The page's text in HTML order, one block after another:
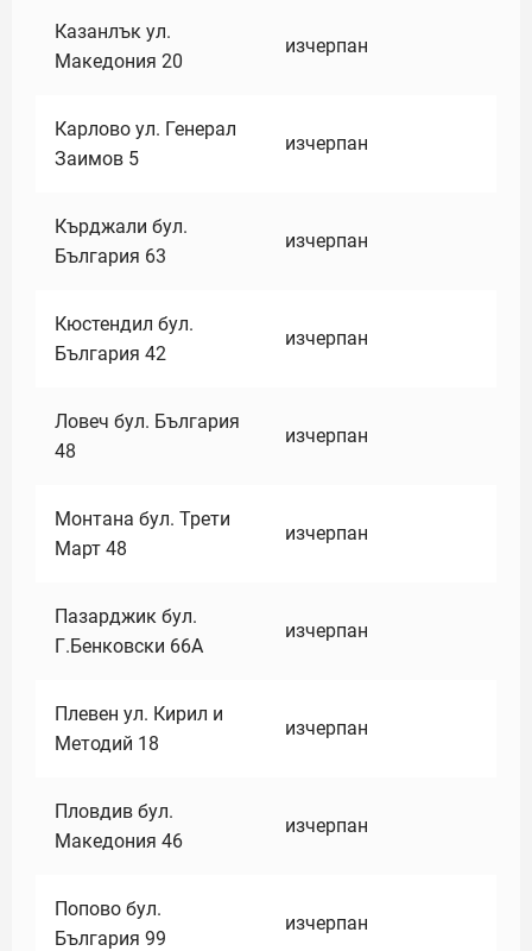
Казанлък ул.
Македония 20
изчерпан
Карлово ул. Генерал
Заимов 5
изчерпан
Кърджали бул.
България 63
изчерпан
Кюстендил бул.
България 42
изчерпан
Ловеч бул. България
48
изчерпан
Монтана бул. Трети
Март 48
изчерпан
Пазарджик бул.
Г.Бенковски 66А
изчерпан
Плевен ул. Кирил и
Методий 18
изчерпан
Пловдив бул.
Македония 46
изчерпан
Попово бул.
България 99
изчерпан